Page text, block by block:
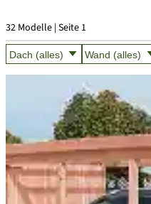
32 Modelle | Seite 1